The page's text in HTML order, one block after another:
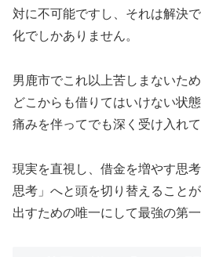
対に不可能ですし、それは解決
化でしかありません。
男鹿市でこれ以上苦しまないた
どこからも借りてはいけない状
痛みを伴ってでも深く受け入れて
現実を直視し、借金を増やす思
思考」へと頭を切り替えること
出すための唯一にして最強の第